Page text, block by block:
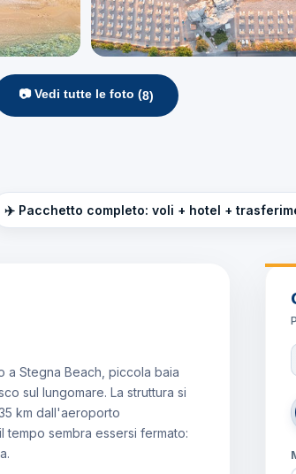
📷 Vedi tutte le foto (8)
✈️ Pacchetto completo: voli + hotel +
a Stegna Beach, piccola baia
sul lungomare. La struttura si
km dall'aeroporto
tempo sembra essersi fermato: